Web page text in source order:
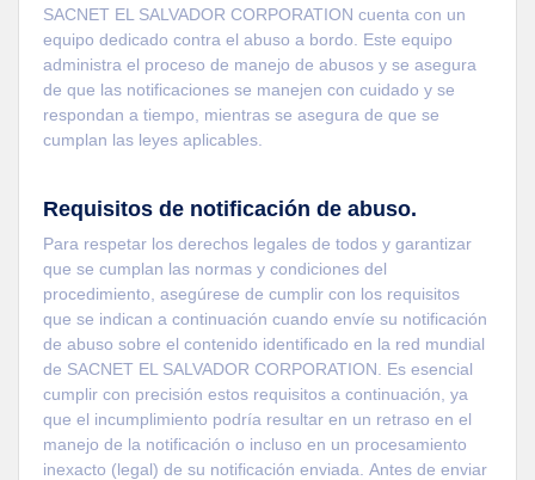
SACNET EL SALVADOR CORPORATION cuenta con un
equipo dedicado contra el abuso a bordo. Este equipo
administra el proceso de manejo de abusos y se asegura
de que las notificaciones se manejen con cuidado y se
respondan a tiempo, mientras se asegura de que se
cumplan las leyes aplicables.
Requisitos de notificación de abuso.
Para respetar los derechos legales de todos y garantizar
que se cumplan las normas y condiciones del
procedimiento, asegúrese de cumplir con los requisitos
que se indican a continuación cuando envíe su notificación
de abuso sobre el contenido identificado en la red mundial
de SACNET EL SALVADOR CORPORATION. Es esencial
cumplir con precisión estos requisitos a continuación, ya
que el incumplimiento podría resultar en un retraso en el
manejo de la notificación o incluso en un procesamiento
inexacto (legal) de su notificación enviada. Antes de enviar